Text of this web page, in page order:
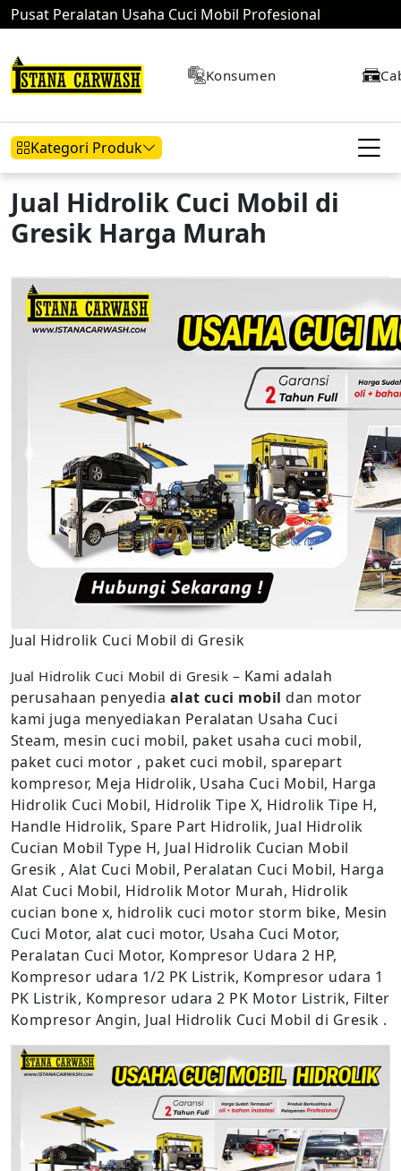
Pusat Peralatan Usaha Cuci Mobil Profesional
Konsumen
Kategori Produk
Hidrolik Mobil Hidrolik Motor
Mesin Air
Jual Hidrolik Cuci Mobil di
Gresik Harga Murah
Jual Hidrolik Cuci Mobil di Gresik
Jual Hidrolik Cuci Mobil di Gresik – Kami adalah
perusahaan penyedia alat cuci mobil dan motor
kami juga menyediakan Peralatan Usaha Cuci
Steam, mesin cuci mobil, paket usaha cuci mobil,
paket cuci motor , paket cuci mobil, sparepart
kompresor, Meja Hidrolik, Usaha Cuci Mobil, Harga
Hidrolik Cuci Mobil, Hidrolik Tipe X, Hidrolik Tipe H,
Handle Hidrolik, Spare Part Hidrolik, Jual Hidrolik
Cucian Mobil Type H, Jual Hidrolik Cucian Mobil
Gresik , Alat Cuci Mobil, Peralatan Cuci Mobil, Harga
Alat Cuci Mobil, Hidrolik Motor Murah, Hidrolik
cucian bone x, hidrolik cuci motor storm bike, Mesin
Cuci Motor, alat cuci motor, Usaha Cuci Motor,
Peralatan Cuci Motor, Kompresor Udara 2 HP,
Kompresor udara 1/2 PK Listrik, Kompresor udara 1
PK Listrik, Kompresor udara 2 PK Motor Listrik, Filter
Kompresor Angin, Jual Hidrolik Cuci Mobil di Gresik .